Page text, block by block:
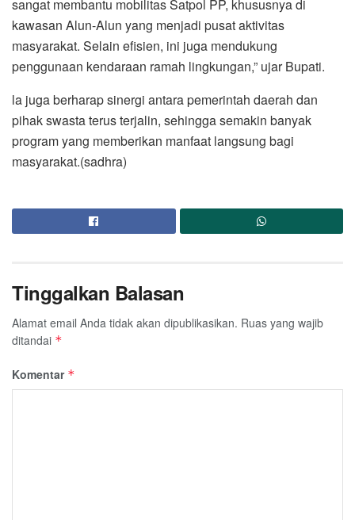
sangat membantu mobilitas Satpol PP, khususnya di
kawasan Alun-Alun yang menjadi pusat aktivitas
masyarakat. Selain efisien, ini juga mendukung
penggunaan kendaraan ramah lingkungan,” ujar Bupati.
la juga berharap sinergi antara pemerintah daerah dan
pihak swasta terus terjalin, sehingga semakin banyak
program yang memberikan manfaat langsung bagi
masyarakat.(sadhra)
Tinggalkan Balasan
Alamat email Anda tidak akan dipublikasikan. Ruas yang wajib
ditandai *
Komentar *